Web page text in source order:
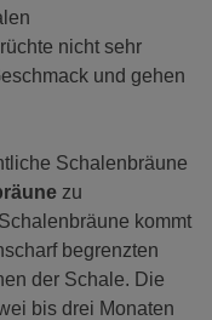
nicht sehr
und gehen
Schalenbräune
zu
kommt
begrenzten
der Schale. Die
bis drei Monaten